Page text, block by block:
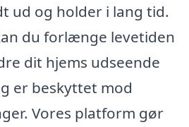
ud og holder i lang tid.
du forlænge levetiden
dit hjems udseende
er beskyttet mod
Vores platform gør